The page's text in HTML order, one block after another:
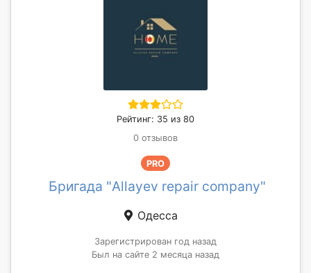
Рейтинг: 35 из 80
0 отзывов
PRO
Бригада "Allayev repair company"
Одесса
Зарегистрирован год назад
Был на сайте 2 месяца назад